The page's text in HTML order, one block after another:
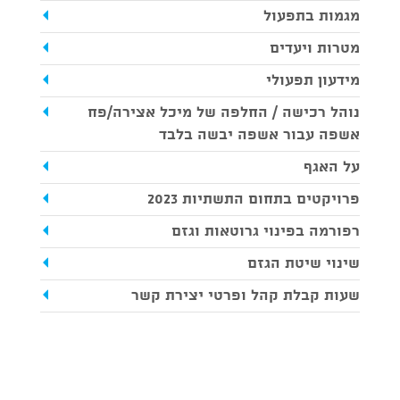
מגמות בתפעול
מטרות ויעדים
מידעון תפעולי
נוהל רכישה / החלפה של מיכל אצירה/פח
אשפה עבור אשפה יבשה בלבד
על האגף
פרויקטים בתחום התשתיות 2023
רפורמה בפינוי גרוטאות וגזם
שינוי שיטת הגזם
שעות קבלת קהל ופרטי יצירת קשר